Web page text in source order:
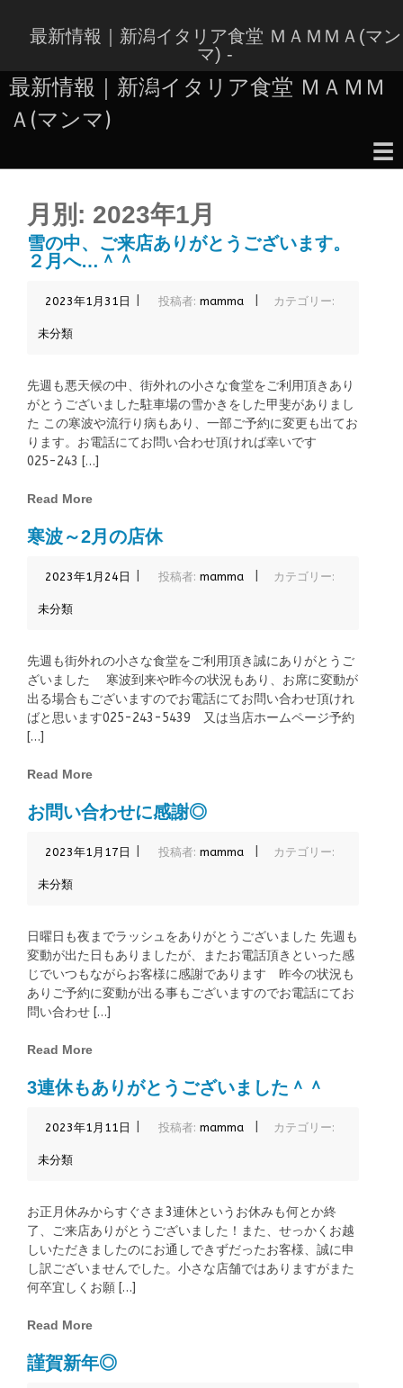
ツ
最新情報｜新潟イタリア食堂 ＭＡＭＭＡ(マン
マ) -
最新情報｜新潟イタリア食堂 ＭＡＭＭ
Ａ(マンマ)
☰
月別: 2023年1月
雪の中、ご来店ありがとうございます。
２月へ…＾＾
2023年1月31日 投稿者: mamma カテゴリー:
未分類
先週も悪天候の中、街外れの小さな食堂をご利用頂きあり
がとうございました駐車場の雪かきをした甲斐がありまし
た この寒波や流行り病もあり、一部ご予約に変更も出てお
ります。お電話にてお問い合わせ頂ければ幸いです
025-243 […]
Read More
寒波～2月の店休
2023年1月24日 投稿者: mamma カテゴリー:
未分類
先週も街外れの小さな食堂をご利用頂き誠にありがとうご
ざいました 寒波到来や昨今の状況もあり、お席に変動が
出る場合もございますのでお電話にてお問い合わせ頂けれ
ばと思います025-243-5439 又は当店ホームページ予約
[…]
Read More
お問い合わせに感謝◎
2023年1月17日 投稿者: mamma カテゴリー:
未分類
日曜日も夜までラッシュをありがとうございました 先週も
変動が出た日もありましたが、またお電話頂きといった感
じでいつもながらお客様に感謝であります 昨今の状況も
ありご予約に変動が出る事もございますのでお電話にてお
問い合わせ […]
Read More
3連休もありがとうございました＾＾
2023年1月11日 投稿者: mamma カテゴリー:
未分類
お正月休みからすぐさま3連休というお休みも何とか終
了、ご来店ありがとうございました！また、せっかくお越
しいただきましたのにお通しできずだったお客様、誠に申
し訳ございませんでした。小さな店舗ではありますがまた
何卒宜しくお願 […]
Read More
謹賀新年◎